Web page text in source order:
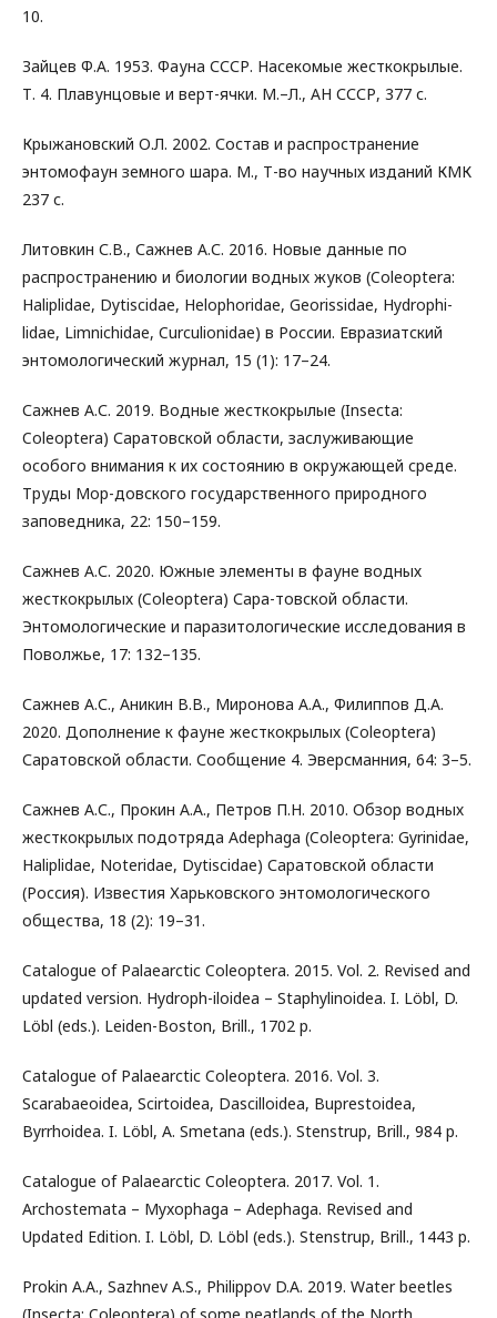
10.
Зайцев Ф.А. 1953. Фауна СССР. Насекомые жесткокрылые.
Т. 4. Плавунцовые и верт-ячки. М.–Л., АН СССР, 377 с.
Крыжановский О.Л. 2002. Состав и распространение
энтомофаун земного шара. М., Т-во научных изданий КМК
237 с.
Литовкин С.В., Сажнев А.С. 2016. Новые данные по
распространению и биологии водных жуков (Coleoptera:
Haliplidae, Dytiscidae, Helophoridae, Georissidae, Hydrophi-
lidae, Limnichidae, Curculionidae) в России. Евразиатский
энтомологический журнал, 15 (1): 17–24.
Сажнев А.С. 2019. Водные жесткокрылые (Insecta:
Coleoptera) Саратовской области, заслуживающие
особого внимания к их состоянию в окружающей среде.
Труды Мор-довского государственного природного
заповедника, 22: 150–159.
Сажнев А.С. 2020. Южные элементы в фауне водных
жесткокрылых (Coleoptera) Сара-товской области.
Энтомологические и паразитологические исследования в
Поволжье, 17: 132–135.
Сажнев А.С., Аникин В.В., Миронова А.А., Филиппов Д.А.
2020. Дополнение к фауне жесткокрылых (Coleoptera)
Саратовской области. Сообщение 4. Эверсманния, 64: 3–5.
Сажнев А.С., Прокин А.А., Петров П.Н. 2010. Обзор водных
жесткокрылых подотряда Adephaga (Coleoptera: Gyrinidae,
Haliplidae, Noteridae, Dytiscidae) Саратовской области
(Россия). Известия Харьковского энтомологического
общества, 18 (2): 19–31.
Catalogue of Palaearctic Coleoptera. 2015. Vol. 2. Revised and
updated version. Hydroph-iloidea – Staphylinoidea. I. Löbl, D.
Löbl (eds.). Leiden-Boston, Brill., 1702 p.
Catalogue of Palaearctic Coleoptera. 2016. Vol. 3.
Scarabaeoidea, Scirtoidea, Dascilloidea, Buprestoidea,
Byrrhoidea. I. Löbl, A. Smetana (eds.). Stenstrup, Brill., 984 p.
Catalogue of Palaearctic Coleoptera. 2017. Vol. 1.
Archostemata – Myxophaga – Adephaga. Revised and
Updated Edition. I. Löbl, D. Löbl (eds.). Stenstrup, Brill., 1443 p.
Prokin A.A., Sazhnev A.S., Philippov D.A. 2019. Water beetles